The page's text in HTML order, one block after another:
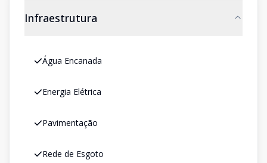
Infraestrutura
Água Encanada
Energia Elétrica
Pavimentação
Rede de Esgoto